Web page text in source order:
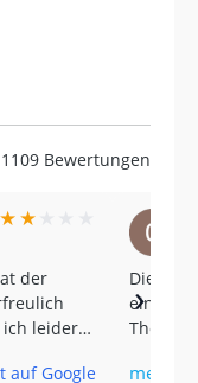
1109 Bewertungen
★★
der
ich leider
auf Google
Die
einen wirklich
The
mehr…
›